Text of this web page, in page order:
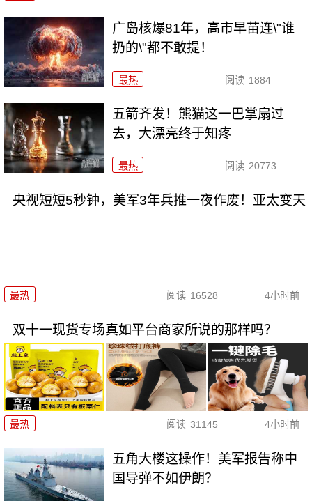
广岛核爆81年，高市早苗连\"谁
扔的\"都不敢提！
最热 阅读 1884
五箭齐发！熊猫这一巴掌扇过
去，大漂亮终于知疼
最热 阅读 20773
央视短短5秒钟，美军3年兵推一夜作废！亚太变天
最热 阅读 16528 4小时前
双十一现货专场真如平台商家所说的那样吗？
最热 阅读 31145 4小时前
五角大楼这操作！美军报告称中
国导弹不如伊朗？